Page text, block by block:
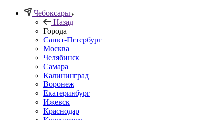
Чебоксары
Назад
Города
Санкт-Петербург
Москва
Челябинск
Самара
Калининград
Воронеж
Екатеринбург
Ижевск
Краснодар